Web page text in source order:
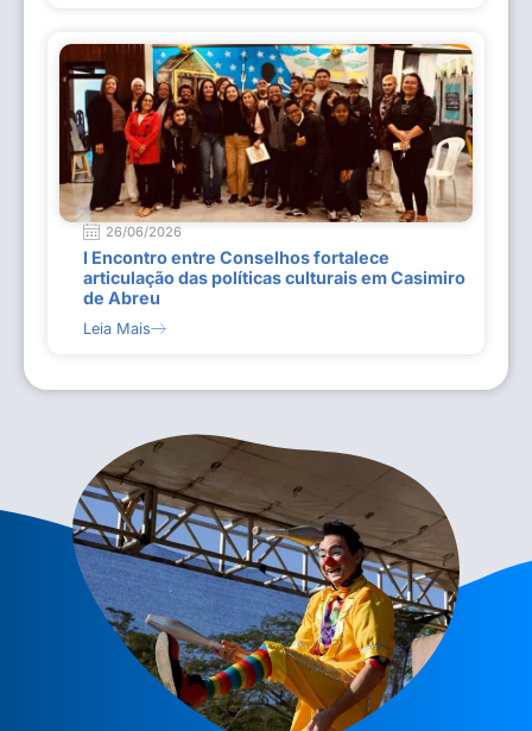
26/06/2026
I Encontro entre Conselhos fortalece
articulação das políticas culturais em Casimiro
de Abreu
Leia Mais